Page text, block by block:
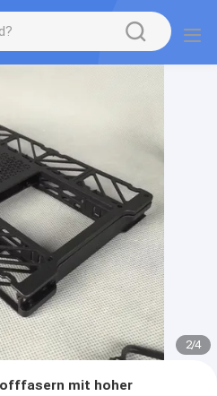
2/4
mit hoher